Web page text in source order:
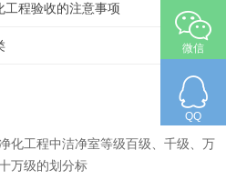
工程验收的注意事项
化工程中洁净室等级百级、千级、万
万级的划分标
微信
QQ